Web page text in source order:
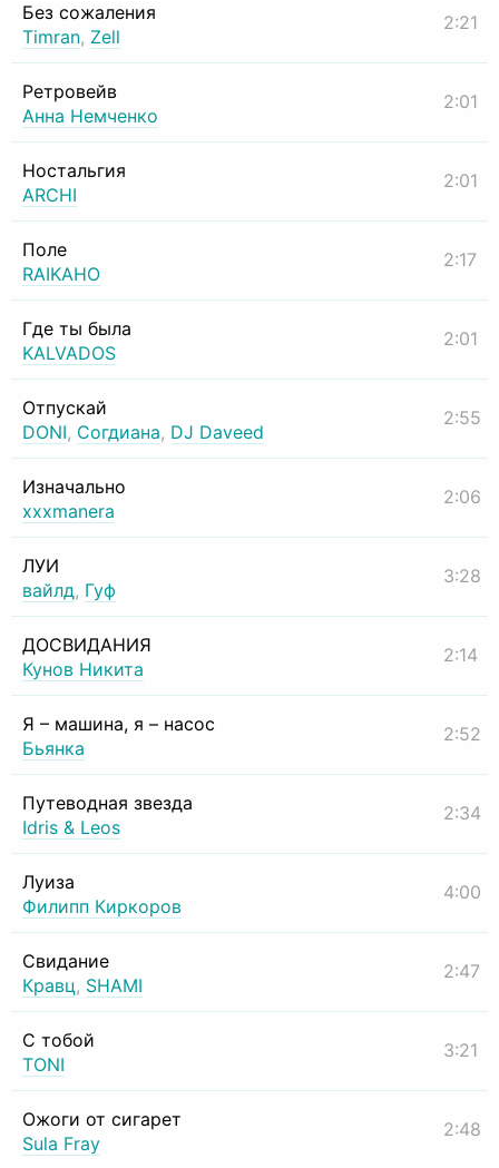
Без сожаления
Timran, Zell
2:21
Ретровейв
Анна Немченко
2:01
Ностальгия
ARCHI
2:01
Поле
RAIKAHO
2:17
Где ты была
KALVADOS
2:01
Отпускай
DONI, Согдиана, DJ Daveed
2:55
Изначально
xxxmanera
2:06
ЛУИ
вайлд, Гуф
3:28
ДОСВИДАНИЯ
Кунов Никита
2:14
Я – машина, я – насос
Бьянка
2:52
Путеводная звезда
Idris & Leos
2:34
Луиза
Филипп Киркоров
4:00
Свидание
Кравц, SHAMI
2:47
С тобой
TONI
3:21
Ожоги от сигарет
Sula Fray
2:48